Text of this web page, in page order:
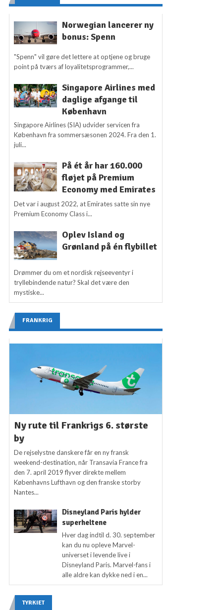
Norwegian lancerer ny
bonus: Spenn
"Spenn" vil gøre det lettere at optjene og bruge
point på tværs af loyalitetsprogrammer,...
Singapore Airlines med
daglige afgange til
København
Singapore Airlines (SIA) udvider servicen fra
København fra sommersæsonen 2024. Fra den 1.
juli...
På ét år har 160.000
fløjet på Premium
Economy med Emirates
Det var i august 2022, at Emirates satte sin nye
Premium Economy Class i...
Oplev Island og
Grønland på én flybillet
Drømmer du om et nordisk rejseeventyr i
tryllebindende natur? Skal det være den
mystiske...
FRANKRIG
Ny rute til Frankrigs 6. største
by
De rejselystne danskere får en ny fransk
weekend-destination, når Transavia France fra
den 7. april 2019 flyver direkte mellem
Københavns Lufthavn og den franske storby
Nantes...
Disneyland Paris hylder
superheltene
Hver dag indtil d. 30. september
kan du nu opleve Marvel-
universet i levende live i
Disneyland Paris. Marvel-fans i
alle aldre kan dykke ned i en...
TYRKIET